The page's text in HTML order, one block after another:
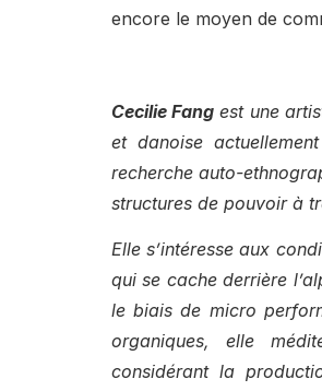
encore le moyen de
Cecilie Fang est une
et danoise
recherche auto-
structures de pouvoir à
Elle s’intéresse aux
qui se cache derrière
le biais de micro
organiques, elle
considérant la